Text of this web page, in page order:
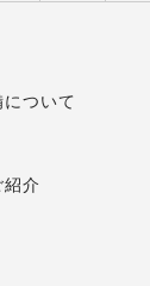
ついて
介